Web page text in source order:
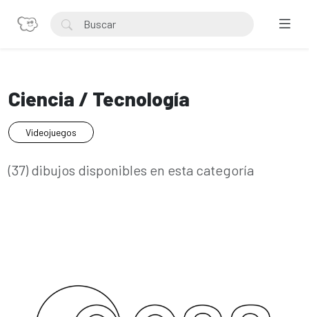
Ciencia / Tecnología
Videojuegos
(37) dibujos disponibles en esta categoría